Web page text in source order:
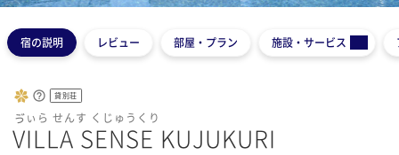
宿の説明 レビュー 部屋・プラン 施設・サービス
貸別荘
ゔぃら せんす くじゅうくり
VILLA SENSE KUJUKURI